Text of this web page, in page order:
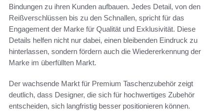
Bindungen zu ihren Kunden aufbauen. Jedes Detail, von den
Reißverschlüssen bis zu den Schnallen, spricht für das
Engagement der Marke für Qualität und Exklusivität. Diese
Details helfen nicht nur dabei, einen bleibenden Eindruck zu
hinterlassen, sondern fördern auch die Wiedererkennung der
Marke im überfüllten Markt.
Der wachsende Markt für Premium Taschenzubehör zeigt
deutlich, dass Designer, die sich für hochwertiges Zubehör
entscheiden, sich langfristig besser positionieren können.